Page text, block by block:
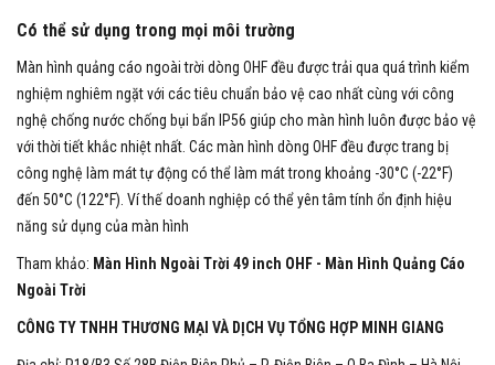
Có thể sử dụng trong mọi môi trường
Màn hình quảng cáo ngoài trời dòng OHF đều được trải qua quá trình kiểm
nghiệm nghiêm ngặt với các tiêu chuẩn bảo vệ cao nhất cùng với công
nghệ chống nước chống bụi bẩn IP56 giúp cho màn hình luôn được bảo vệ
với thời tiết khắc nhiệt nhất. Các màn hình dòng OHF đều được trang bị
công nghệ làm mát tự động có thể làm mát trong khoảng -30°C (-22°F)
đến 50°C (122°F). Ví thế doanh nghiệp có thể yên tâm tính ổn định hiệu
năng sử dụng của màn hình
Tham khảo: Màn Hình Ngoài Trời 49 inch OHF - Màn Hình Quảng Cáo
Ngoài Trời
CÔNG TY TNHH THƯƠNG MẠI VÀ DỊCH VỤ TỔNG HỢP MINH GIANG